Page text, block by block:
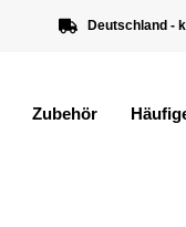
Deutschland -
Zubehör